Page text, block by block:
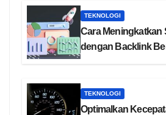
TEKNOLOGI
Cara Meningkatkan
dengan Backlink
TEKNOLOGI
Optimalkan